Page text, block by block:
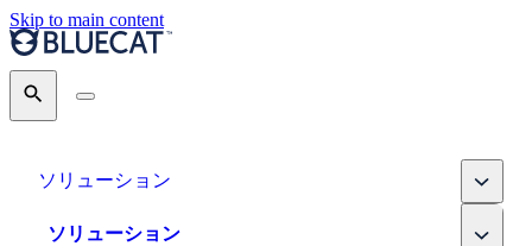
Skip to main content
Search
ソリューション
ソリューション